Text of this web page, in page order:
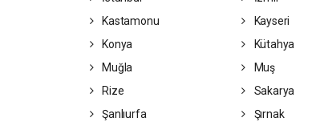
Kastamonu Kayseri
Konya Kütahya
Muğla Muş
Rize Sakarya
Şanlıurfa Şırnak